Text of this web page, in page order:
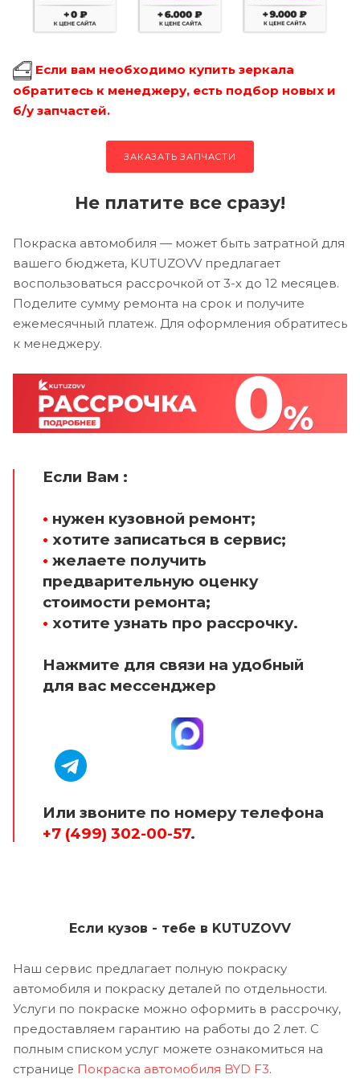
Если вам необходимо купить зеркала
обратитесь к менеджеру, есть подбор новых и
б/у запчастей.
ЗАКАЗАТЬ ЗАПЧАСТИ
Не платите все сразу!
Покраска автомобиля — может быть затратной для
вашего бюджета, KUTUZOVV предлагает
воспользоваться рассрочкой от 3-х до 12 месяцев.
Поделите сумму ремонта на срок и получите
ежемесячный платеж. Для оформления обратитесь
к менеджеру.
Если Вам :
• нужен кузовной ремонт;
• хотите записаться в сервис;
• желаете получить
предварительную оценку
стоимости ремонта;
• хотите узнать про рассрочку.
Нажмите для связи на удобный
для вас мессенджер
Или звоните по номеру телефона
+7 (499) 302-00-57.
Если кузов - тебе в KUTUZOVV
Наш сервис предлагает полную покраску
автомобиля и покраску деталей по отдельности.
Услуги по покраске можно оформить в рассрочку,
предоставляем гарантию на работы до 2 лет. С
полным списком услуг можете ознакомиться на
странице Покраска автомобиля BYD F3.